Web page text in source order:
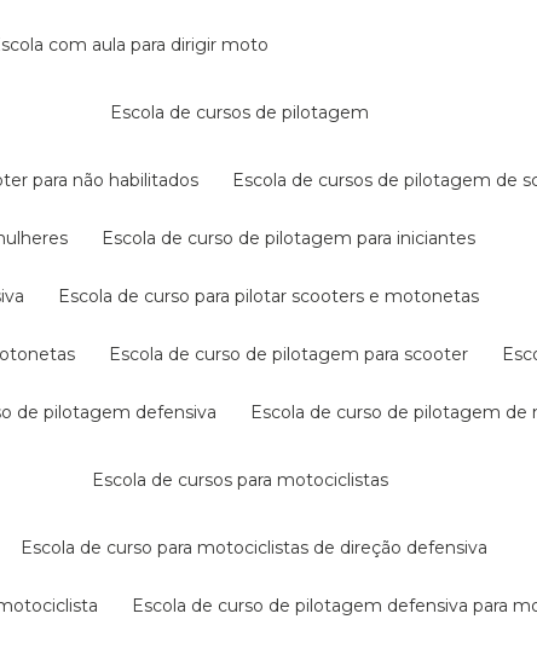
escola com aula para dirigir moto
escola de cursos de pilotagem
para não habilitados escola de cursos de pilotagem de
escola de curso de pilotagem para iniciantes
escola de curso para pilotar scooters e motonetas
escola de curso de pilotagem para scooter
de pilotagem defensiva escola de curso de pilotagem de
escola de cursos para motociclistas
escola de curso para motociclistas de direção defensiva
escola de curso de pilotagem defensiva para